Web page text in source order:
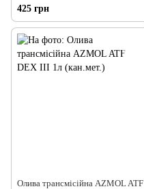
425 грн
Олива трансмісійна AZMOL ATF